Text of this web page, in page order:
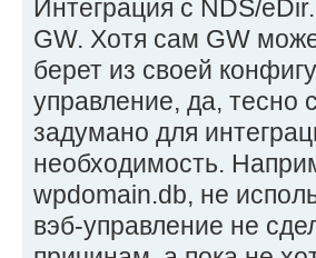
Интеграция с NDS/
GW. Хотя сам GW
берет из своей
управление, да, тесно
задумано для
необходимость.
wpdomain.db, не
вэб-управление не